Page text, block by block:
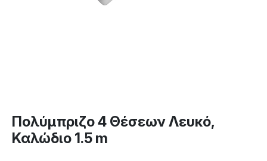
Πολύμπριζο 4 Θέσεων Λευκό,
Καλώδιο 1.5 m